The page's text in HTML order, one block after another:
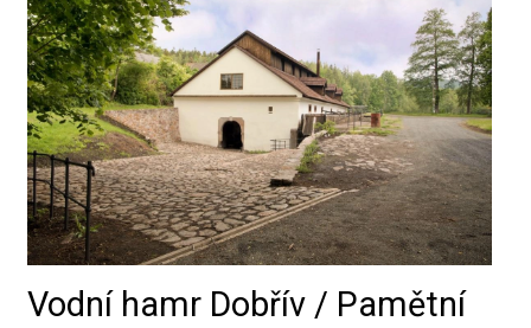
Vodní hamr Dobřív / Pamětní